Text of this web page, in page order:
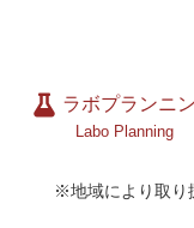
ラボプランニ
Labo Planning
※地域により取り